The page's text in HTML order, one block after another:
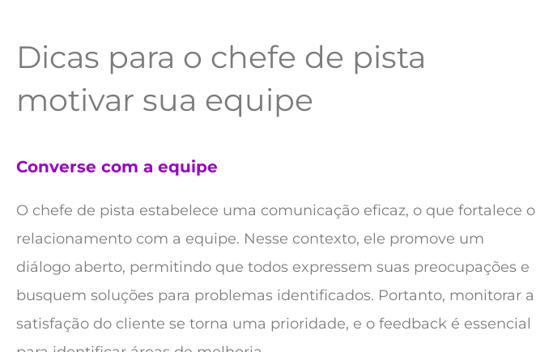
Dicas para o chefe de pista
motivar sua equipe
Converse com a equipe
O chefe de pista estabelece uma comunicação eficaz, o que fortalece o
relacionamento com a equipe. Nesse contexto, ele promove um
diálogo aberto, permitindo que todos expressem suas preocupações e
busquem soluções para problemas identificados. Portanto, monitorar a
satisfação do cliente se torna uma prioridade, e o feedback é essencial